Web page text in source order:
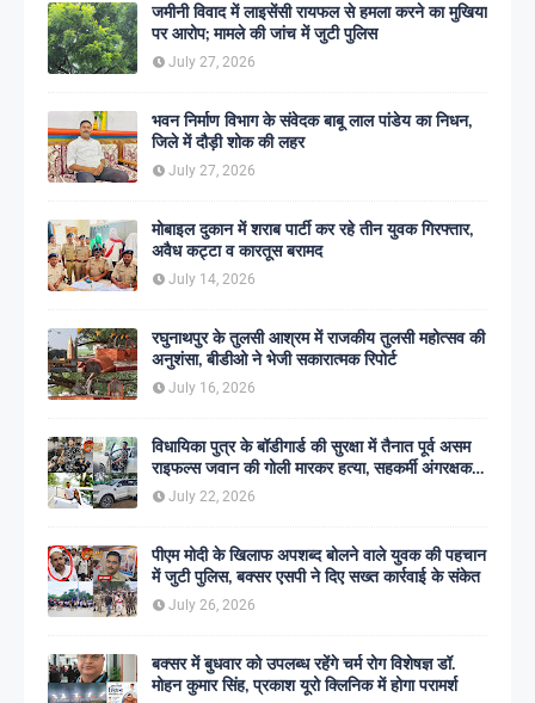
जमीनी विवाद में लाइसेंसी रायफल से हमला करने का मुखिया
पर आरोप; मामले की जांच में जुटी पुलिस
July 27, 2026
भवन निर्माण विभाग के संवेदक बाबू लाल पांडेय का निधन,
जिले में दौड़ी शोक की लहर
July 27, 2026
मोबाइल दुकान में शराब पार्टी कर रहे तीन युवक गिरफ्तार,
अवैध कट्टा व कारतूस बरामद
July 14, 2026
रघुनाथपुर के तुलसी आश्रम में राजकीय तुलसी महोत्सव की
अनुशंसा, बीडीओ ने भेजी सकारात्मक रिपोर्ट
July 16, 2026
विधायिका पुत्र के बॉडीगार्ड की सुरक्षा में तैनात पूर्व असम
राइफल्स जवान की गोली मारकर हत्या, सहकर्मी अंगरक्षक
गिरफ्तार
July 22, 2026
पीएम मोदी के खिलाफ अपशब्द बोलने वाले युवक की पहचान
में जुटी पुलिस, बक्सर एसपी ने दिए सख्त कार्रवाई के संकेत
July 26, 2026
बक्सर में बुधवार को उपलब्ध रहेंगे चर्म रोग विशेषज्ञ डॉ.
मोहन कुमार सिंह, प्रकाश यूरो क्लिनिक में होगा परामर्श